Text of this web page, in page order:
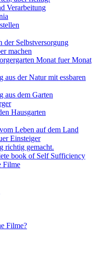
Verarbeitung
der Selbstversorgung
machen
Monat fuer Monat
aus der Natur mit essbaren
aus dem Garten
Hausgarten
Leben auf dem Land
Einsteiger
richtig gemacht.
book of Self Sufficiency
Filme
Filme?